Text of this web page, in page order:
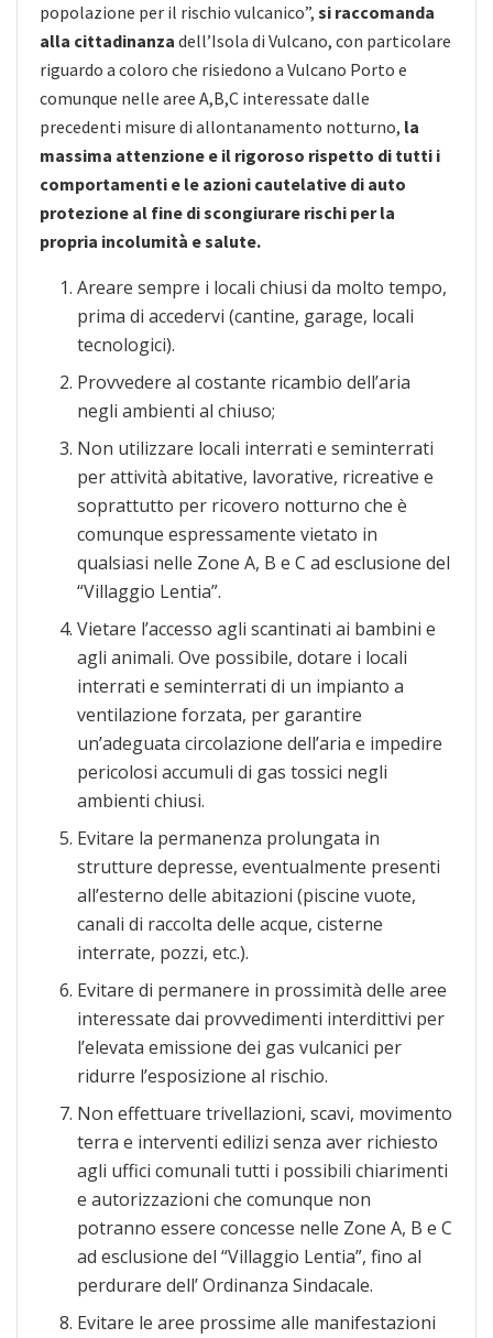
popolazione per il rischio vulcanico”, si raccomanda
alla cittadinanza dell’Isola di Vulcano, con particolare
riguardo a coloro che risiedono a Vulcano Porto e
comunque nelle aree A,B,C interessate dalle
precedenti misure di allontanamento notturno, la
massima attenzione e il rigoroso rispetto di tutti i
comportamenti e le azioni cautelative di auto
protezione al fine di scongiurare rischi per la
propria incolumità e salute.
Areare sempre i locali chiusi da molto tempo,
prima di accedervi (cantine, garage, locali
tecnologici).
Provvedere al costante ricambio dell’aria
negli ambienti al chiuso;
Non utilizzare locali interrati e seminterrati
per attività abitative, lavorative, ricreative e
soprattutto per ricovero notturno che è
comunque espressamente vietato in
qualsiasi nelle Zone A, B e C ad esclusione del
“Villaggio Lentia”.
Vietare l’accesso agli scantinati ai bambini e
agli animali. Ove possibile, dotare i locali
interrati e seminterrati di un impianto a
ventilazione forzata, per garantire
un’adeguata circolazione dell’aria e impedire
pericolosi accumuli di gas tossici negli
ambienti chiusi.
Evitare la permanenza prolungata in
strutture depresse, eventualmente presenti
all’esterno delle abitazioni (piscine vuote,
canali di raccolta delle acque, cisterne
interrate, pozzi, etc.).
Evitare di permanere in prossimità delle aree
interessate dai provvedimenti interdittivi per
l’elevata emissione dei gas vulcanici per
ridurre l’esposizione al rischio.
Non effettuare trivellazioni, scavi, movimento
terra e interventi edilizi senza aver richiesto
agli uffici comunali tutti i possibili chiarimenti
e autorizzazioni che comunque non
potranno essere concesse nelle Zone A, B e C
ad esclusione del “Villaggio Lentia”, fino al
perdurare dell’ Ordinanza Sindacale.
Evitare le aree prossime alle manifestazioni